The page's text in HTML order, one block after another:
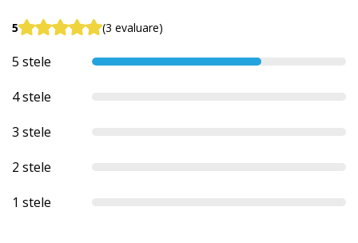
5 (3 evaluare)
5 stele
4 stele
3 stele
2 stele
1 stele